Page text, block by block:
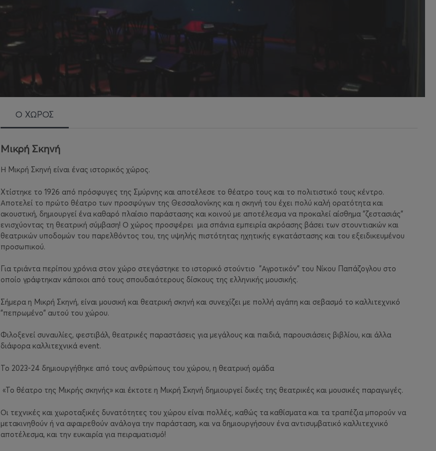
Ο ΧΩΡΟΣ
Μικρή Σκηνή
Η Μικρή Σκηνή είναι ένας ιστορικός χώρος.
Χτίστηκε το 1926 από πρόσφυγες της Σμύρνης και αποτέλεσε το θέατρο τους και το πολιτιστικό τους κέντρο.
Αποτελεί το πρώτο θέατρο των προσφύγων της Θεσσαλονίκης και η σκηνή του έχει πολύ καλή ορατότητα και
ακουστική, δημιουργεί ένα καθαρό πλαίσιο παράστασης και κοινού με αποτέλεσμα να προκαλεί αίσθημα "ζεστασιάς"
ενισχύοντας τη θεατρική σύμβαση! Ο χώρος προσφέρει μια σπάνια εμπειρία ακρόασης βάσει των στουντιακών και
θεατρικών υποδομών του παρελθόντος του, της υψηλής πιστότητας ηχητικής εγκατάστασης και του εξειδικευμένου
προσωπικού.
Για τριάντα περίπου χρόνια στον χώρο στεγάστηκε το ιστορικό στούντιο "Αγροτικόν" του Νίκου Παπάζογλου στο
οποίο γράφτηκαν κάποιοι από τους σπουδαιότερους δίσκους της ελληνικής μουσικής.
Σήμερα η Μικρή Σκηνή, είναι μουσική και θεατρική σκηνή και συνεχίζει με πολλή αγάπη και σεβασμό το καλλιτεχνικό
"πεπρωμένο" αυτού του χώρου.
Φιλοξενεί συναυλίες, φεστιβάλ, θεατρικές παραστάσεις για μεγάλους και παιδιά, παρουσιάσεις βιβλίου, και άλλα
διάφορα καλλιτεχνικά event.
Το 2023-24 δημιουργήθηκε από τους ανθρώπους του χώρου, η θεατρική ομάδα
«Το θέατρο της Μικρής σκηνής» και έκτοτε η Μικρή Σκηνή δημιουργεί δικές της θεατρικές και μουσικές παραγωγές.
Οι τεχνικές και χωροταξικές δυνατότητες του χώρου είναι πολλές, καθώς τα καθίσματα και τα τραπέζια μπορούν να
μετακινηθούν ή να αφαιρεθούν ανάλογα την παράσταση, και να δημιουργήσουν ένα αντισυμβατικό καλλιτεχνικό
αποτέλεσμα, και την ευκαιρία για πειραματισμό!